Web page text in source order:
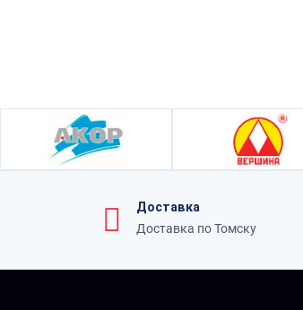
Доставка
Доставка по Томску